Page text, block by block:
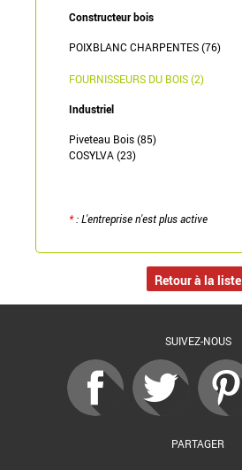
Constructeur bois
POIXBLANC CHARPENTES (76)
FOURNISSEURS DU BOIS (2)
Industriel
Piveteau Bois (85)
COSYLVA (23)
*: L'entreprise n'est plus active
Retour à la liste
SUIVEZ-NOUS
PARTAGER